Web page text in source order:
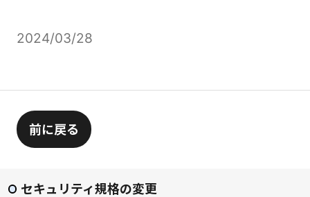
2024/03/28
前に戻る
セキュリティ規格の変更